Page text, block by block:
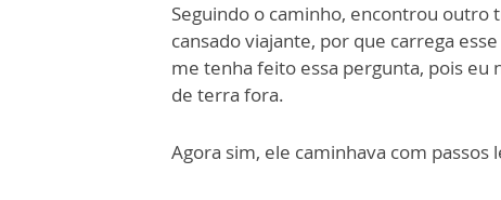
Seguindo o caminho, encontrou outro
cansado viajante, por que carrega
me tenha feito essa pergunta, pois eu
de terra fora.
Agora sim, ele caminhava com passos